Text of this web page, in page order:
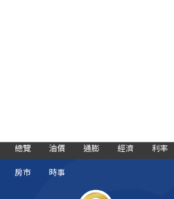
總覽 油價 通膨 經濟 利率
房市 時事